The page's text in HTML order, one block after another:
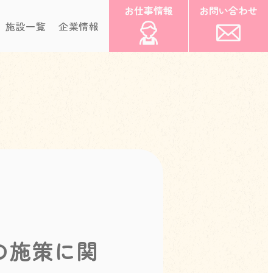
施設一覧 企業情報
お仕事情報 お問い合わせ
策に関